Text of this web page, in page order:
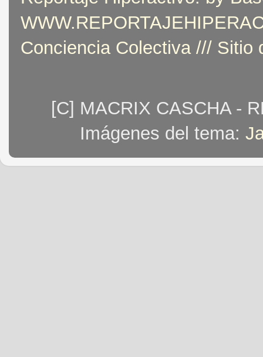
Conciencia Colectiva /// Sitio
[C] MACRIX CASCHA -
Imágenes del tema: